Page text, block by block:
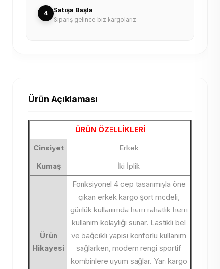
4 Satışa Başla
Sipariş gelince biz kargolarız
Ürün Açıklaması
ÜRÜN ÖZELLİKLERİ
Cinsiyet
Erkek
Kumaş
İki İplik
Ürün
Hikayesi
Fonksiyonel 4 cep tasarımıyla öne
çıkan erkek kargo şort modeli,
günlük kullanımda hem rahatlık hem
kullanım kolaylığı sunar. Lastikli bel
ve bağcıklı yapısı konforlu kullanım
sağlarken, modern rengi sportif
kombinlere uyum sağlar. Yan kargo